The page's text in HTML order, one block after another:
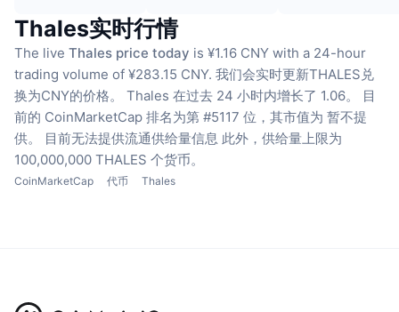
Thales实时行情
The live Thales price today is ¥1.16 CNY with a 24-hour
trading volume of ¥283.15 CNY. 我们会实时更新THALES兑
换为CNY的价格。
Thales 在过去 24 小时内增长了 1.06。
目
前的 CoinMarketCap 排名为第 #5117 位，其市值为 暂不提
供。
目前无法提供流通供给量信息 此外，供给量上限为
100,000,000 THALES 个货币。
CoinMarketCap 代币 Thales